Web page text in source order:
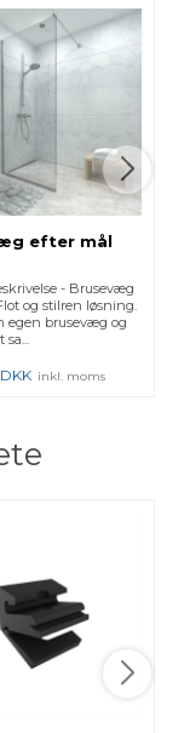
efter mål
- Brusevæg
og stilren løsning.
egen brusevæg og
sa...
DKK inkl. moms